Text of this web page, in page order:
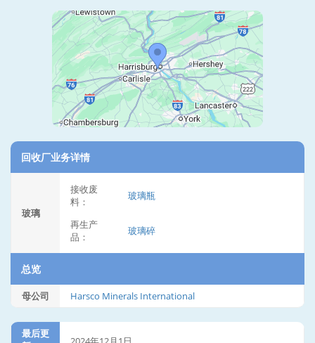
回收厂业务详情
玻璃
接收废
料：
玻璃瓶
再生产
品：
玻璃碎
总览
母公司 Harsco Minerals International
最后更